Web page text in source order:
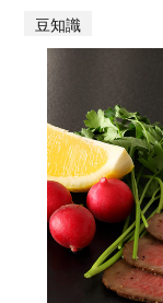
すき焼き
しゃぶしゃぶ
焼豚など（豚肉の加工
品）
タレ類
豆知識